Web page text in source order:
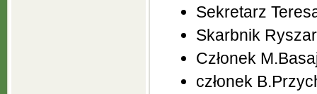
Sekretarz
Skarbnik
Członek
członek